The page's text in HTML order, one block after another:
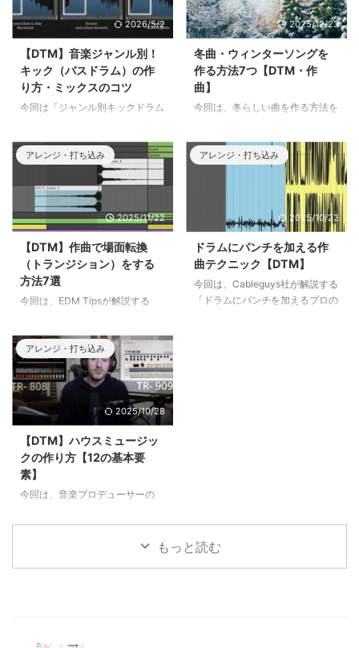
2026/5/2
【DTM】音楽ジャンル別！
キック（バスドラム）の作
り方・ミックスのコツ
今回は「ジャンル別キックドラム
ハウス・メロディックテクノ＆ハ
ウス・ドラムンベース・アフロハ
ウス・テクノ・ダブステップ・ト
ランス・ハードコアの8つのジャ
ンルの、それぞれのキックの作り
方のコツをご紹介します。
2025/12/23
冬曲・ウィンターソングを
作る方法7つ【DTM・作
曲】
今回は、冬らしい曲を作る方法を
グの作曲や、冬の寒さを表現した
いときに使えるコツを7つご紹介
します。 ポップスだけでなく、
ゲーム音楽や映画音楽にも使えま
すので、ぜひ参考にしてくださ
https://www.youtube.com/watc
h?v=T0FPs-
RcaI0https://www.youtube.com/
watch?v=r1sXrIJhmoY 冬曲・ウ
ィンターソングを作る方法1.キラ
アレンジ・打ち込み
2025/11/22
【DTM】作曲で場面転換
（トランジション）をする
方法7選
今回は、EDM Tipsが解説する
ジションの秘密」をまとめまし
た。AメロからBメロへ行くと
き、Bメロからサビへ行くときな
ど、楽曲中で場面転換をするとき
はスムーズに次へつなげたいでし
ょう。最も有名なのがドラムのフ
ィルインですが、それ以外にも使
えるトランジションはたくさんあ
ります！
アレンジ・打ち込み
2025/10/23
ドラムにパンチを加える作
曲テクニック【DTM】
今回は、Cableguys社が解説する
「ドラムにパンチを加えるプロの
アレンジ・打ち込み
2025/10/28
【DTM】ハウスミュージッ
クの作り方【12の基本要
素】
今回は、音楽プロデューサーの
スミュージックのプロデューサー
が知っておくべき基本」をまとめもっと読む